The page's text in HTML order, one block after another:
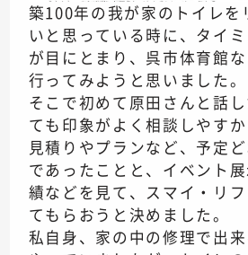
築100年の我が家のトイレを
いと思っている時に、タイ
が目にとまり、呉市体育館な
行ってみようと思いました。
そこで初めて原田さんと話
ても印象がよく相談しやすか
見積りやプランなど、予定
であったことと、イベント
績などを見て、スマイ・リ
てもらおうと決めました。
私自身、家の中の修理で出